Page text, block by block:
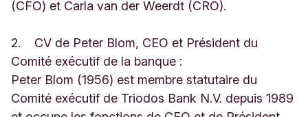
(CFO) et Carla van der Weerdt (CRO).
2. CV de Peter Blom, CEO et Président du
Comité exécutif de la banque :
Peter Blom (1956) est membre statutaire du
Comité exécutif de Triodos Bank N.V. depuis 1989